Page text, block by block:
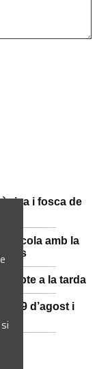
i fosca de
amb la
a la tarda
29 d’agost i